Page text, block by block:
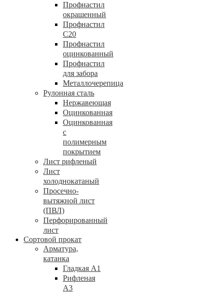
Профнастил
окрашенный
Профнастил
С20
Профнастил
оцинкованный
Профнастил
для забора
Металлочерепица
Рулонная сталь
Нержавеющая
Оцинкованная
Оцинкованная
с
полимерным
покрытием
Лист рифленый
Лист
холоднокатаный
Просечно-
вытяжной лист
(ПВЛ)
Перфорированный
лист
Сортовой прокат
Арматура,
катанка
Гладкая А1
Рифленая
А3